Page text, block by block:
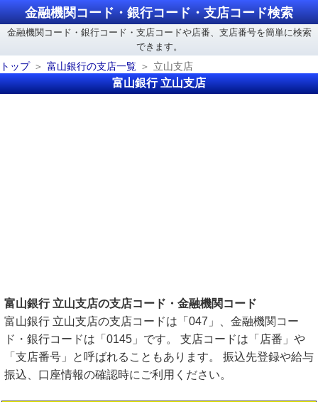
金融機関コード・銀行コード・支店コード検索
金融機関コード・銀行コード・支店コードや店番、支店番号を簡単に検索
できます。
トップ
富山銀行の支店一覧 立山支店
富山銀行 立山支店
富山銀行 立山支店の支店コード・金融機関コード
富山銀行 立山支店の支店コードは「047」、金融機関コー
ド・銀行コードは「0145」です。 支店コードは「店番」や
「支店番号」と呼ばれることもあります。 振込先登録や給与
振込、口座情報の確認時にご利用ください。